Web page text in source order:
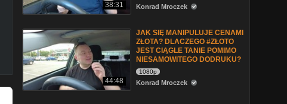
38:31 Konrad Mroczek
44:48
JAK SIĘ MANIPULUJE CENAMI
ZŁOTA? DLACZEGO #ZŁOTO
JEST CIĄGLE TANIE POMIMO
NIESAMOWITEGO DODRUKU?
1080p
Konrad Mroczek